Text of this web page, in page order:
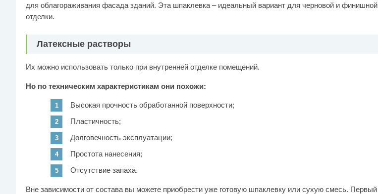
для облагораживания фасада зданий. Эта шпаклевка – идеальный вариант для черновой и финишной
отделки.
Латексные растворы
Их можно использовать только при внутренней отделке помещений.
Но по техническим характеристикам они похожи:
Высокая прочность обработанной поверхности;
Пластичность;
Долговечность эксплуатации;
Простота нанесения;
Отсутствие запаха.
Вне зависимости от состава вы можете приобрести уже готовую шпаклевку или сухую смесь. Первый